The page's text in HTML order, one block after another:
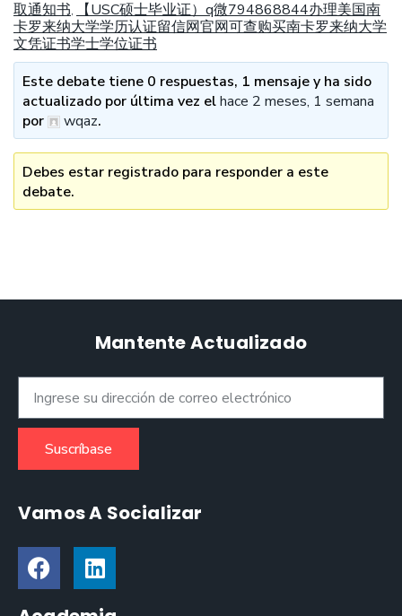
取通知书,
【USC硕士毕业证）q微794868844办理美国南
卡罗来纳大学学历认证留信网官网可查购买南卡罗来纳大学
文凭证书学士学位证书
Este debate tiene 0 respuestas, 1 mensaje y ha sido
actualizado por última vez elhace 2 meses, 1 semana
por
wqaz.
Debes estar registrado para responder a este
debate.
Mantente Actualizado
Suscríbase
Vamos A Socializar